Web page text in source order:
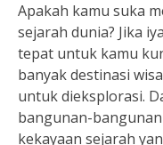
Apakah kamu suka
sejarah dunia? Jika
tepat untuk kamu
banyak destinasi
untuk dieksplorasi.
bangunan-
kekayaan sejarah